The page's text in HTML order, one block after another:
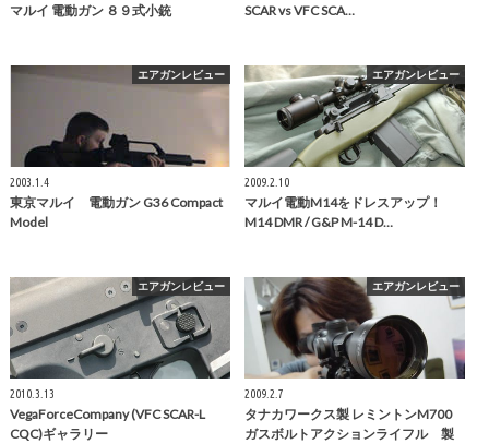
マルイ 電動ガン ８９式小銃
SCAR vs VFC SCA…
エアガンレビュー
2003.1.4
東京マルイ 電動ガン G36 Compact
Model
エアガンレビュー
2009.2.10
マルイ電動M14をドレスアップ！
M14 DMR / G&P M-14 D…
エアガンレビュー
2010.3.13
VegaForceCompany (VFC SCAR-L
CQC)ギャラリー
エアガンレビュー
2009.2.7
タナカワークス製 レミントンM700
ガスボルトアクションライフル 製